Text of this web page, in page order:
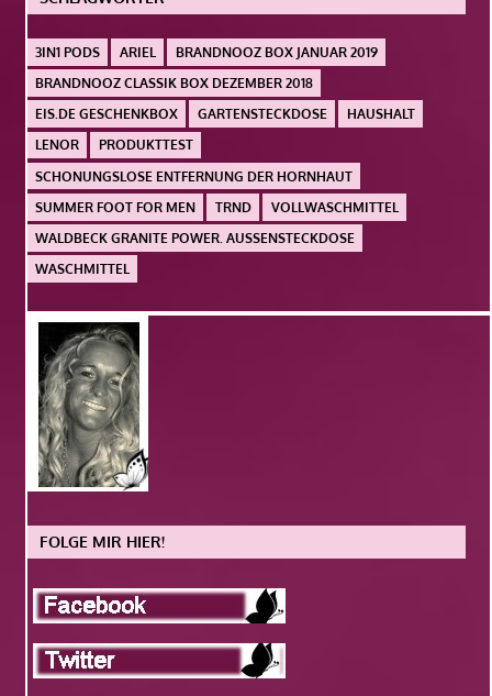
3IN1 PODS ARIEL
BRANDNOOZ BOX JANUAR 2019
BRANDNOOZ CLASSIK BOX DEZEMBER 2018
EIS.DE GESCHENKBOX
GARTENSTECKDOSE
HAUSHALT
LENOR
PRODUKTTEST
SCHONUNGSLOSE ENTFERNUNG DER HORNHAUT
SUMMER FOOT FOR MEN
TRND
VOLLWASCHMITTEL
WALDBECK GRANITE POWER. AUSSENSTECKDOSE
WASCHMITTEL
FOLGE MIR HIER!